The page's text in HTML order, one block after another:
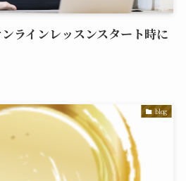
ンラインレッスンスタート時に
blog